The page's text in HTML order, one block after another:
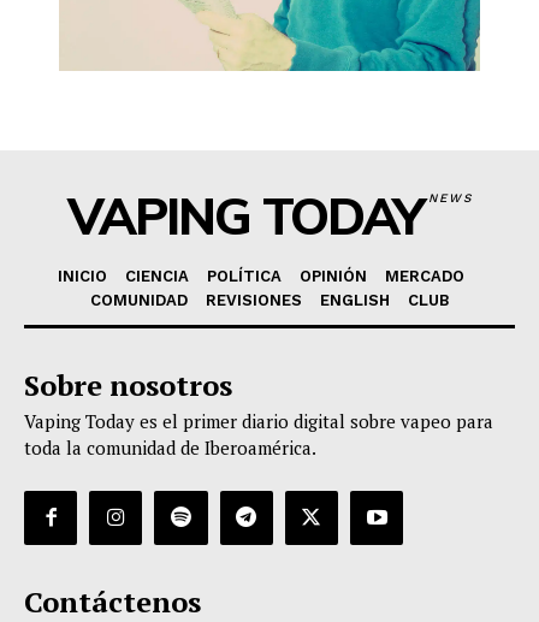
VAPING TODAYNEWS
INICIO CIENCIA POLÍTICA OPINIÓN
MERCADO
COMUNIDAD
REVISIONES ENGLISH CLUB
Sobre nosotros
Vaping Today es el primer diario digital sobre vapeo para
toda la comunidad de Iberoamérica.
Contáctenos